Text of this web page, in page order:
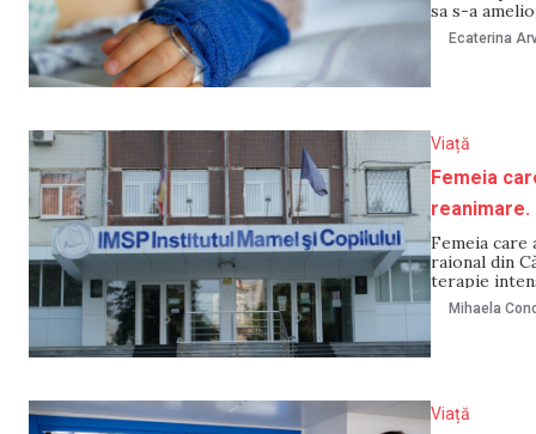
sa s-a
purtătoarea
Ignatenco”,
Ecaterina
Viață
Femeia
reanimare.
Femeia care
raional din
terapie
continuă și
Mihaela
Viață